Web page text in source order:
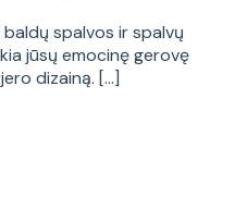
spalvos ir spalvų
jūsų emocinę gerovę
dizainą. [...]